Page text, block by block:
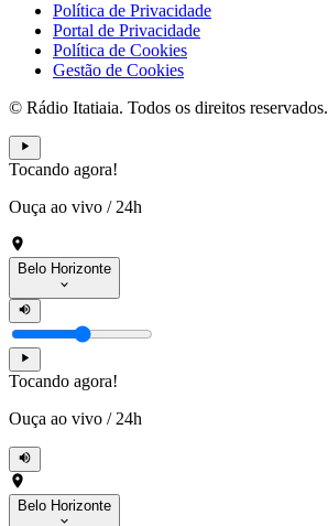
Política de Privacidade
Portal de Privacidade
Política de Cookies
Gestão de Cookies
© Rádio Itatiaia. Todos os direitos reservados.
Tocando agora!
Ouça ao vivo / 24h
Belo Horizonte
Tocando agora!
Ouça ao vivo / 24h
Belo Horizonte